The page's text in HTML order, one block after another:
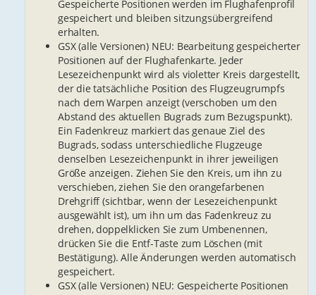
Gespeicherte Positionen werden im Flughafenprofil
gespeichert und bleiben sitzungsübergreifend
erhalten.
GSX (alle Versionen) NEU: Bearbeitung gespeicherter
Positionen auf der Flughafenkarte. Jeder
Lesezeichenpunkt wird als violetter Kreis dargestellt,
der die tatsächliche Position des Flugzeugrumpfs
nach dem Warpen anzeigt (verschoben um den
Abstand des aktuellen Bugrads zum Bezugspunkt).
Ein Fadenkreuz markiert das genaue Ziel des
Bugrads, sodass unterschiedliche Flugzeuge
denselben Lesezeichenpunkt in ihrer jeweiligen
Größe anzeigen. Ziehen Sie den Kreis, um ihn zu
verschieben, ziehen Sie den orangefarbenen
Drehgriff (sichtbar, wenn der Lesezeichenpunkt
ausgewählt ist), um ihn um das Fadenkreuz zu
drehen, doppelklicken Sie zum Umbenennen,
drücken Sie die Entf-Taste zum Löschen (mit
Bestätigung). Alle Änderungen werden automatisch
gespeichert.
GSX (alle Versionen) NEU: Gespeicherte Positionen